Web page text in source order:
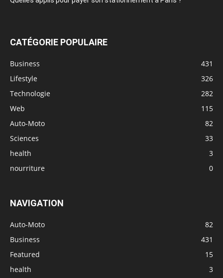
CATÉGORIE POPULAIRE
Business
431
Lifestyle
326
Technologie
282
Web
115
Auto-Moto
82
Sciences
33
health
3
nourriture
0
NAVIGATION
Auto-Moto
82
Business
431
Featured
15
health
3